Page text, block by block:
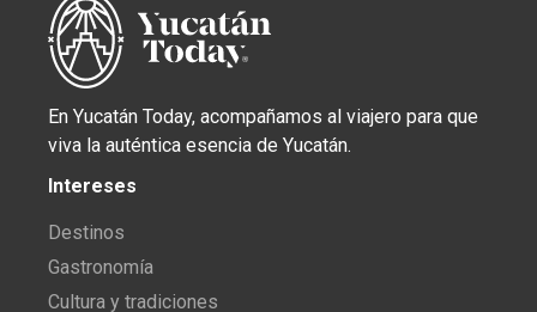
En Yucatán Today, acompañamos al viajero para que
viva la auténtica esencia de Yucatán.
Intereses
Destinos
Gastronomía
Cultura y tradiciones